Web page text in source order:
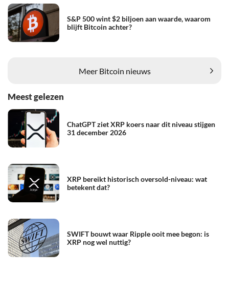
S&P 500 wint $2 biljoen aan waarde, waarom
blijft Bitcoin achter?
Meer Bitcoin nieuws
Meest gelezen
ChatGPT ziet XRP koers naar dit niveau stijgen
31 december 2026
XRP bereikt historisch oversold-niveau: wat
betekent dat?
SWIFT bouwt waar Ripple ooit mee begon: is
XRP nog wel nuttig?